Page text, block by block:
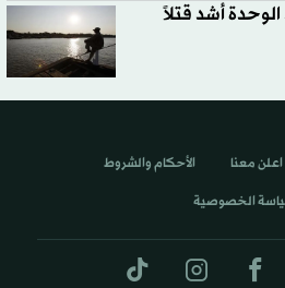
أشد قتلاً
اعلن معنا الأحكام والشروط
الخصوصية